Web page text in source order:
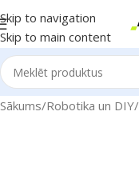
Skip to navigation
Skip to main content
Sākums/Robotika un DIY/